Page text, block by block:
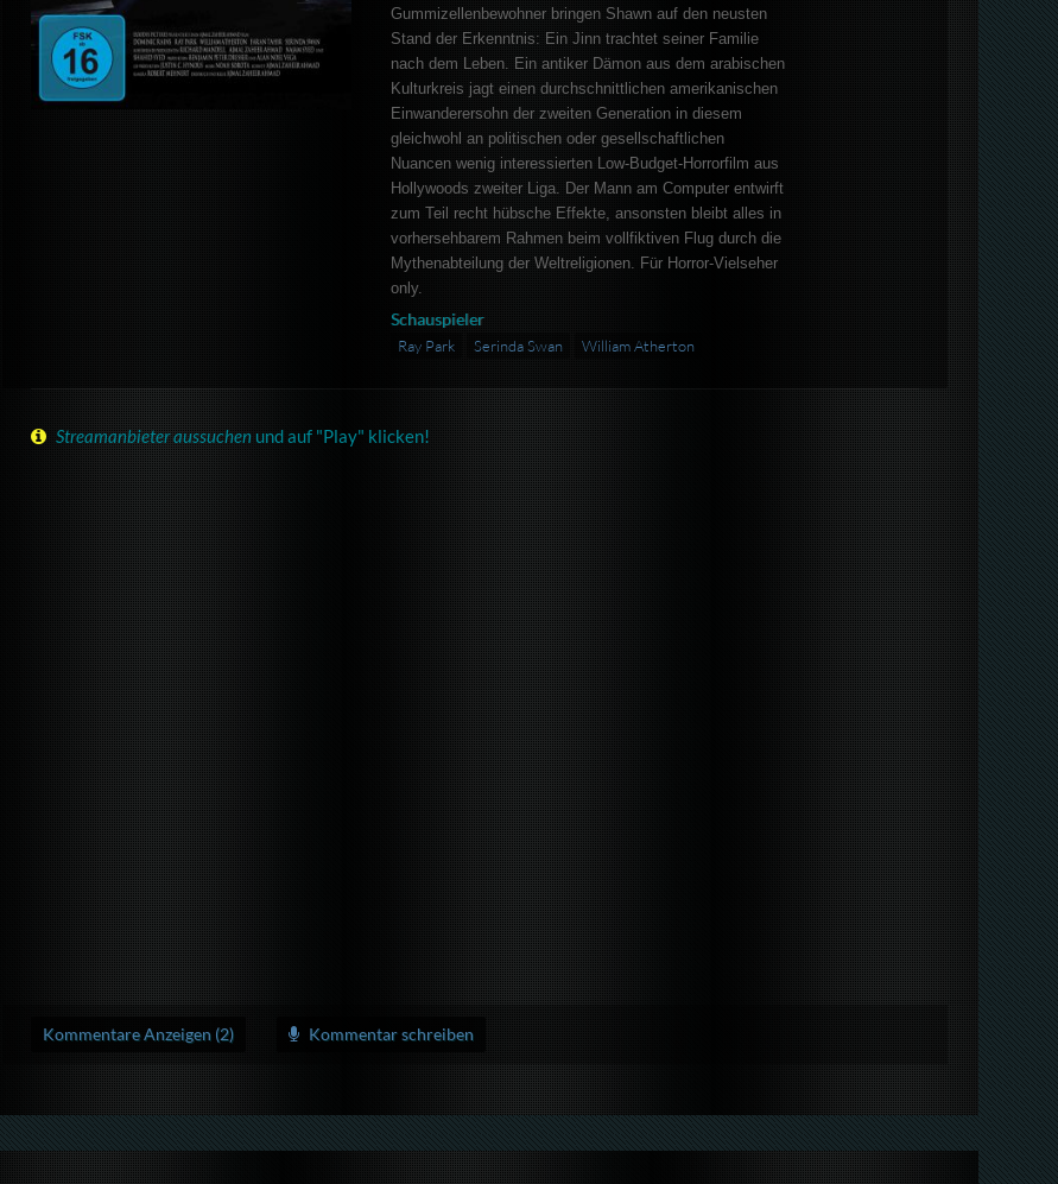
Gummizellenbewohner bringen Shawn auf den neusten
Stand der Erkenntnis: Ein Jinn trachtet seiner Familie
nach dem Leben. Ein antiker Dämon aus dem arabischen
Kulturkreis jagt einen durchschnittlichen amerikanischen
Einwanderersohn der zweiten Generation in diesem
gleichwohl an politischen oder gesellschaftlichen
Nuancen wenig interessierten Low-Budget-Horrorfilm aus
Hollywoods zweiter Liga. Der Mann am Computer entwirft
zum Teil recht hübsche Effekte, ansonsten bleibt alles in
vorhersehbarem Rahmen beim vollfiktiven Flug durch die
Mythenabteilung der Weltreligionen. Für Horror-Vielseher
only.
Schauspieler
Ray Park Serinda Swan William Atherton
Streamanbieter aussuchen und auf "Play" klicken!
Kommentare Anzeigen (2) Kommentar schreiben